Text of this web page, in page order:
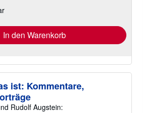
In den Warenkorb
ist: Kommentare,
Rudolf Augstein: